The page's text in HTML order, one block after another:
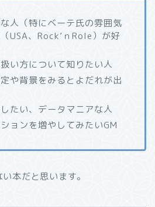
人（特にベーテ氏の雰囲気
USA、Rock’ｎRole）が好
い方について知りたい人
や背景をみるとよだれが出
たい、データマニアな人
ョンを増やしてみたいGM
本だと思います。